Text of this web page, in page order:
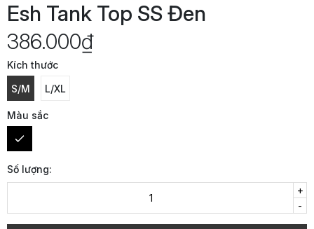
Esh Tank Top SS Đen
386.000₫
Kích thước
S/M
L/XL
Màu sắc
Số lượng:
-
+